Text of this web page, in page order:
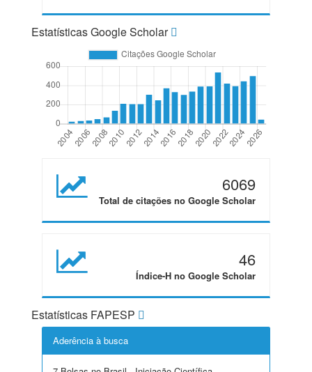
Estatísticas Google Scholar
6069
Total de citações no Google Scholar
46
Índice-H no Google Scholar
Estatísticas FAPESP
Aderência à busca